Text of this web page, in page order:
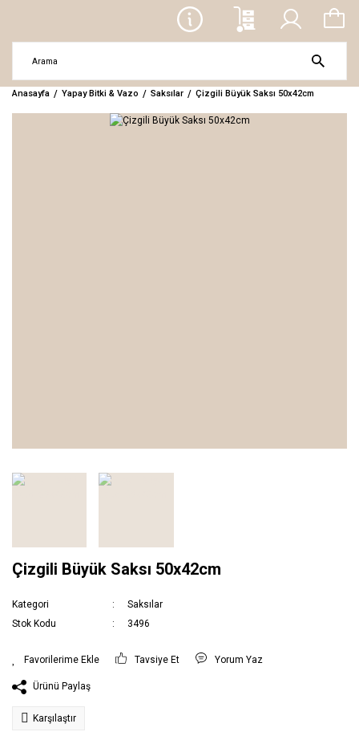
Anasayfa Yapay Bitki & Vazo Saksılar Çizgili Büyük Saksı 50x42cm
Çizgili Büyük Saksı 50x42cm
Kategori
Saksılar
Stok Kodu
3496
Tavsiye Et Yorum Yaz
Ürünü Paylaş
Karşılaştır